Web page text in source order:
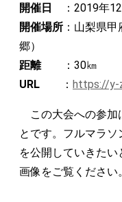
開催日
：2019年12
開催場所 ：山梨県
郷）
距離：30㎞
URL ： https://y-
この大会への参加
とです。フルマラ
を公開していきた
画像をご覧ください。